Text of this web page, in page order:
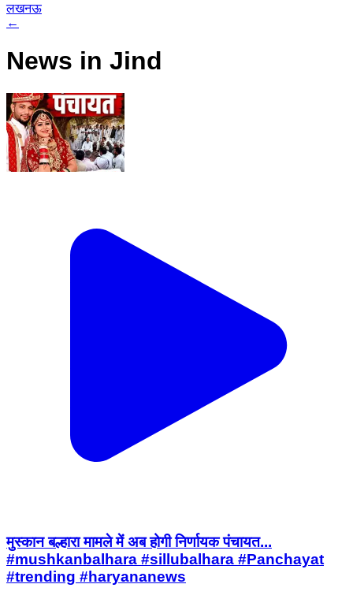
लखनऊ
←
News in Jind
मुस्कान बल्हारा मामले में अब होगी निर्णायक पंचायत...
#mushkanbalhara #sillubalhara #Panchayat
#trending #haryananews